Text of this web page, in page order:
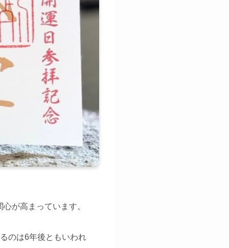
が高まっています。
のは6年後ともいわれ